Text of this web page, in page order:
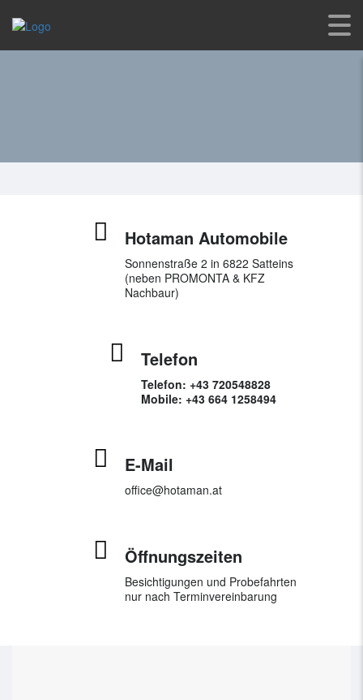
Hotaman Automobile
Sonnenstraße 2 in 6822 Satteins
(neben PROMONTA & KFZ
Nachbaur)
Telefon
Telefon: +43 720548828
Mobile: +43 664 1258494
E-Mail
office@hotaman.at
Öffnungszeiten
Besichtigungen und Probefahrten
nur nach Terminvereinbarung